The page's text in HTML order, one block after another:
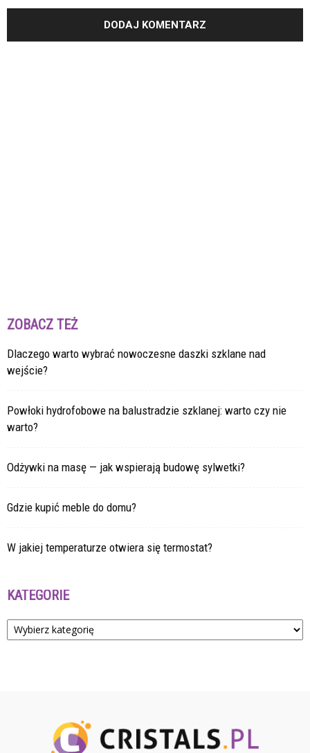
ZOBACZ TEŻ
Dlaczego warto wybrać nowoczesne daszki szklane nad
wejście?
Powłoki hydrofobowe na balustradzie szklanej: warto czy nie
warto?
Odżywki na masę — jak wspierają budowę sylwetki?
Gdzie kupić meble do domu?
W jakiej temperaturze otwiera się termostat?
KATEGORIE
Kategorie